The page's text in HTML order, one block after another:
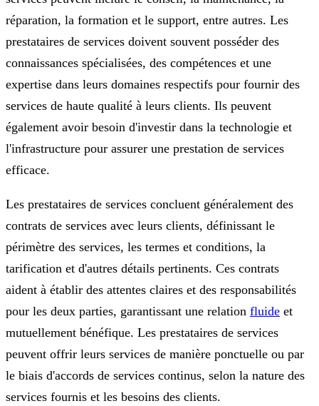
réparation, la formation et le support, entre autres. Les
prestataires de services doivent souvent posséder des
connaissances spécialisées, des compétences et une
expertise dans leurs domaines respectifs pour fournir des
services de haute qualité à leurs clients. Ils peuvent
également avoir besoin d'investir dans la technologie et
l'infrastructure pour assurer une prestation de services
efficace.
Les prestataires de services concluent généralement des
contrats de services avec leurs clients, définissant le
périmètre des services, les termes et conditions, la
tarification et d'autres détails pertinents. Ces contrats
aident à établir des attentes claires et des responsabilités
pour les deux parties, garantissant une relation fluide et
mutuellement bénéfique. Les prestataires de services
peuvent offrir leurs services de manière ponctuelle ou par
le biais d'accords de services continus, selon la nature des
services fournis et les besoins des clients.